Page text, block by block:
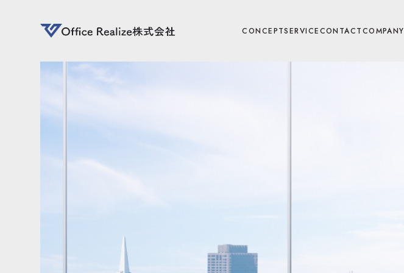
CONCEPTSERVICECONTACTCOMPANY